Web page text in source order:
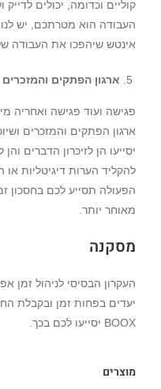
קוליים וכדומה, יכולים
אינטש שיהפכו את העבודה
ארגון הפתקים והמזכרים
פגישה ועוד פגישה ואחריה
ארגון הפתקים והמזכרים
יסייעו הן לזיכרון הדברים
להקליד הערות דיגיטליות
הפעולה תסייע לכם בחסכון
מאוחר יותר.
מסקנה
העקרון הבסיסי לניהול זמן
יעדים בפחות זמן ובקבלת
BOOX יסייעו לכם בכך.
מוצרים